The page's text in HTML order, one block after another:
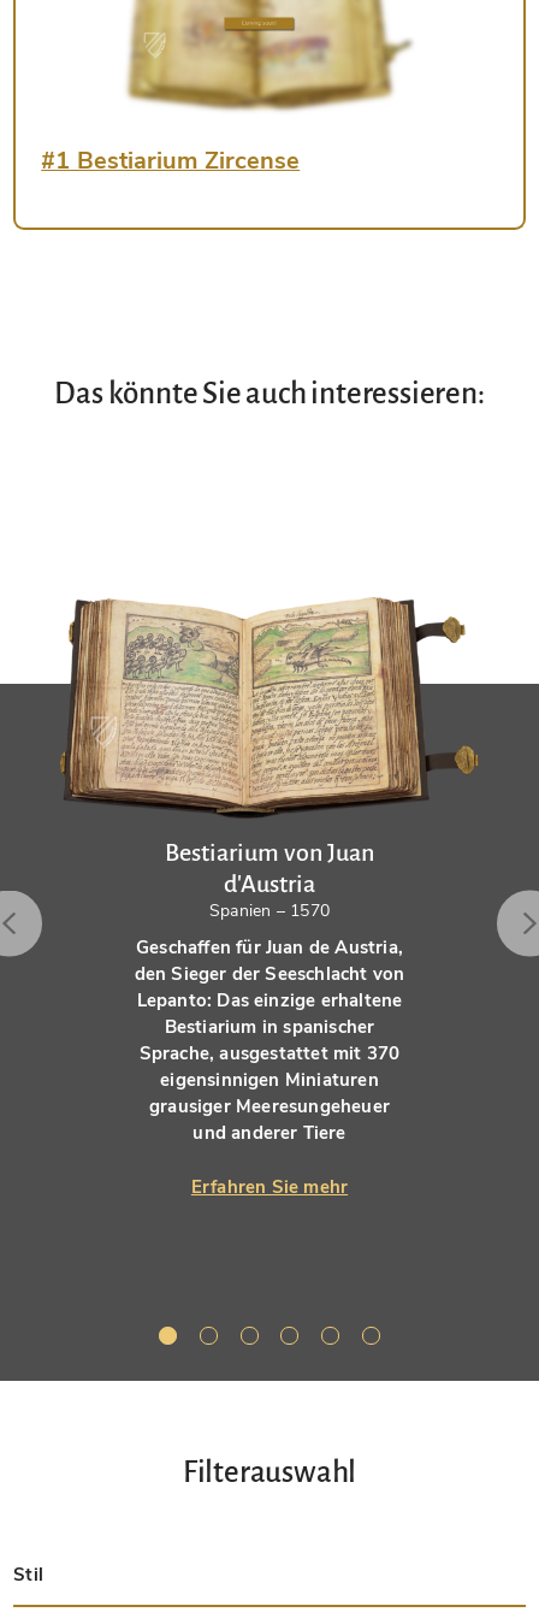
#1 Bestiarium Zircense
Das könnte Sie auch interessieren:
Bestiarium von Juan
d'Austria
Spanien – 1570
Geschaffen für Juan de Austria,
den Sieger der Seeschlacht von
Lepanto: Das einzige erhaltene
Bestiarium in spanischer
Sprache, ausgestattet mit 370
eigensinnigen Miniaturen
grausiger Meeresungeheuer
und anderer Tiere
Erfahren Sie mehr
Filterauswahl
Stil
Spätantik
Insular
Karolingisch
Ottonisch
Byzantinisch
Romanisch